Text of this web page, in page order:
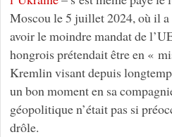
Moscou le 5 juillet 2024, où il a
avoir le moindre mandat de
hongrois prétendait être en «
Kremlin visant depuis
un bon moment en sa
géopolitique n’était pas si
drôle.